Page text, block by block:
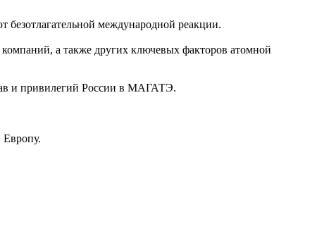
безотлагательной международной реакции.
компаний, а также других ключевых факторов атомной
и привилегий России в МАГАТЭ.